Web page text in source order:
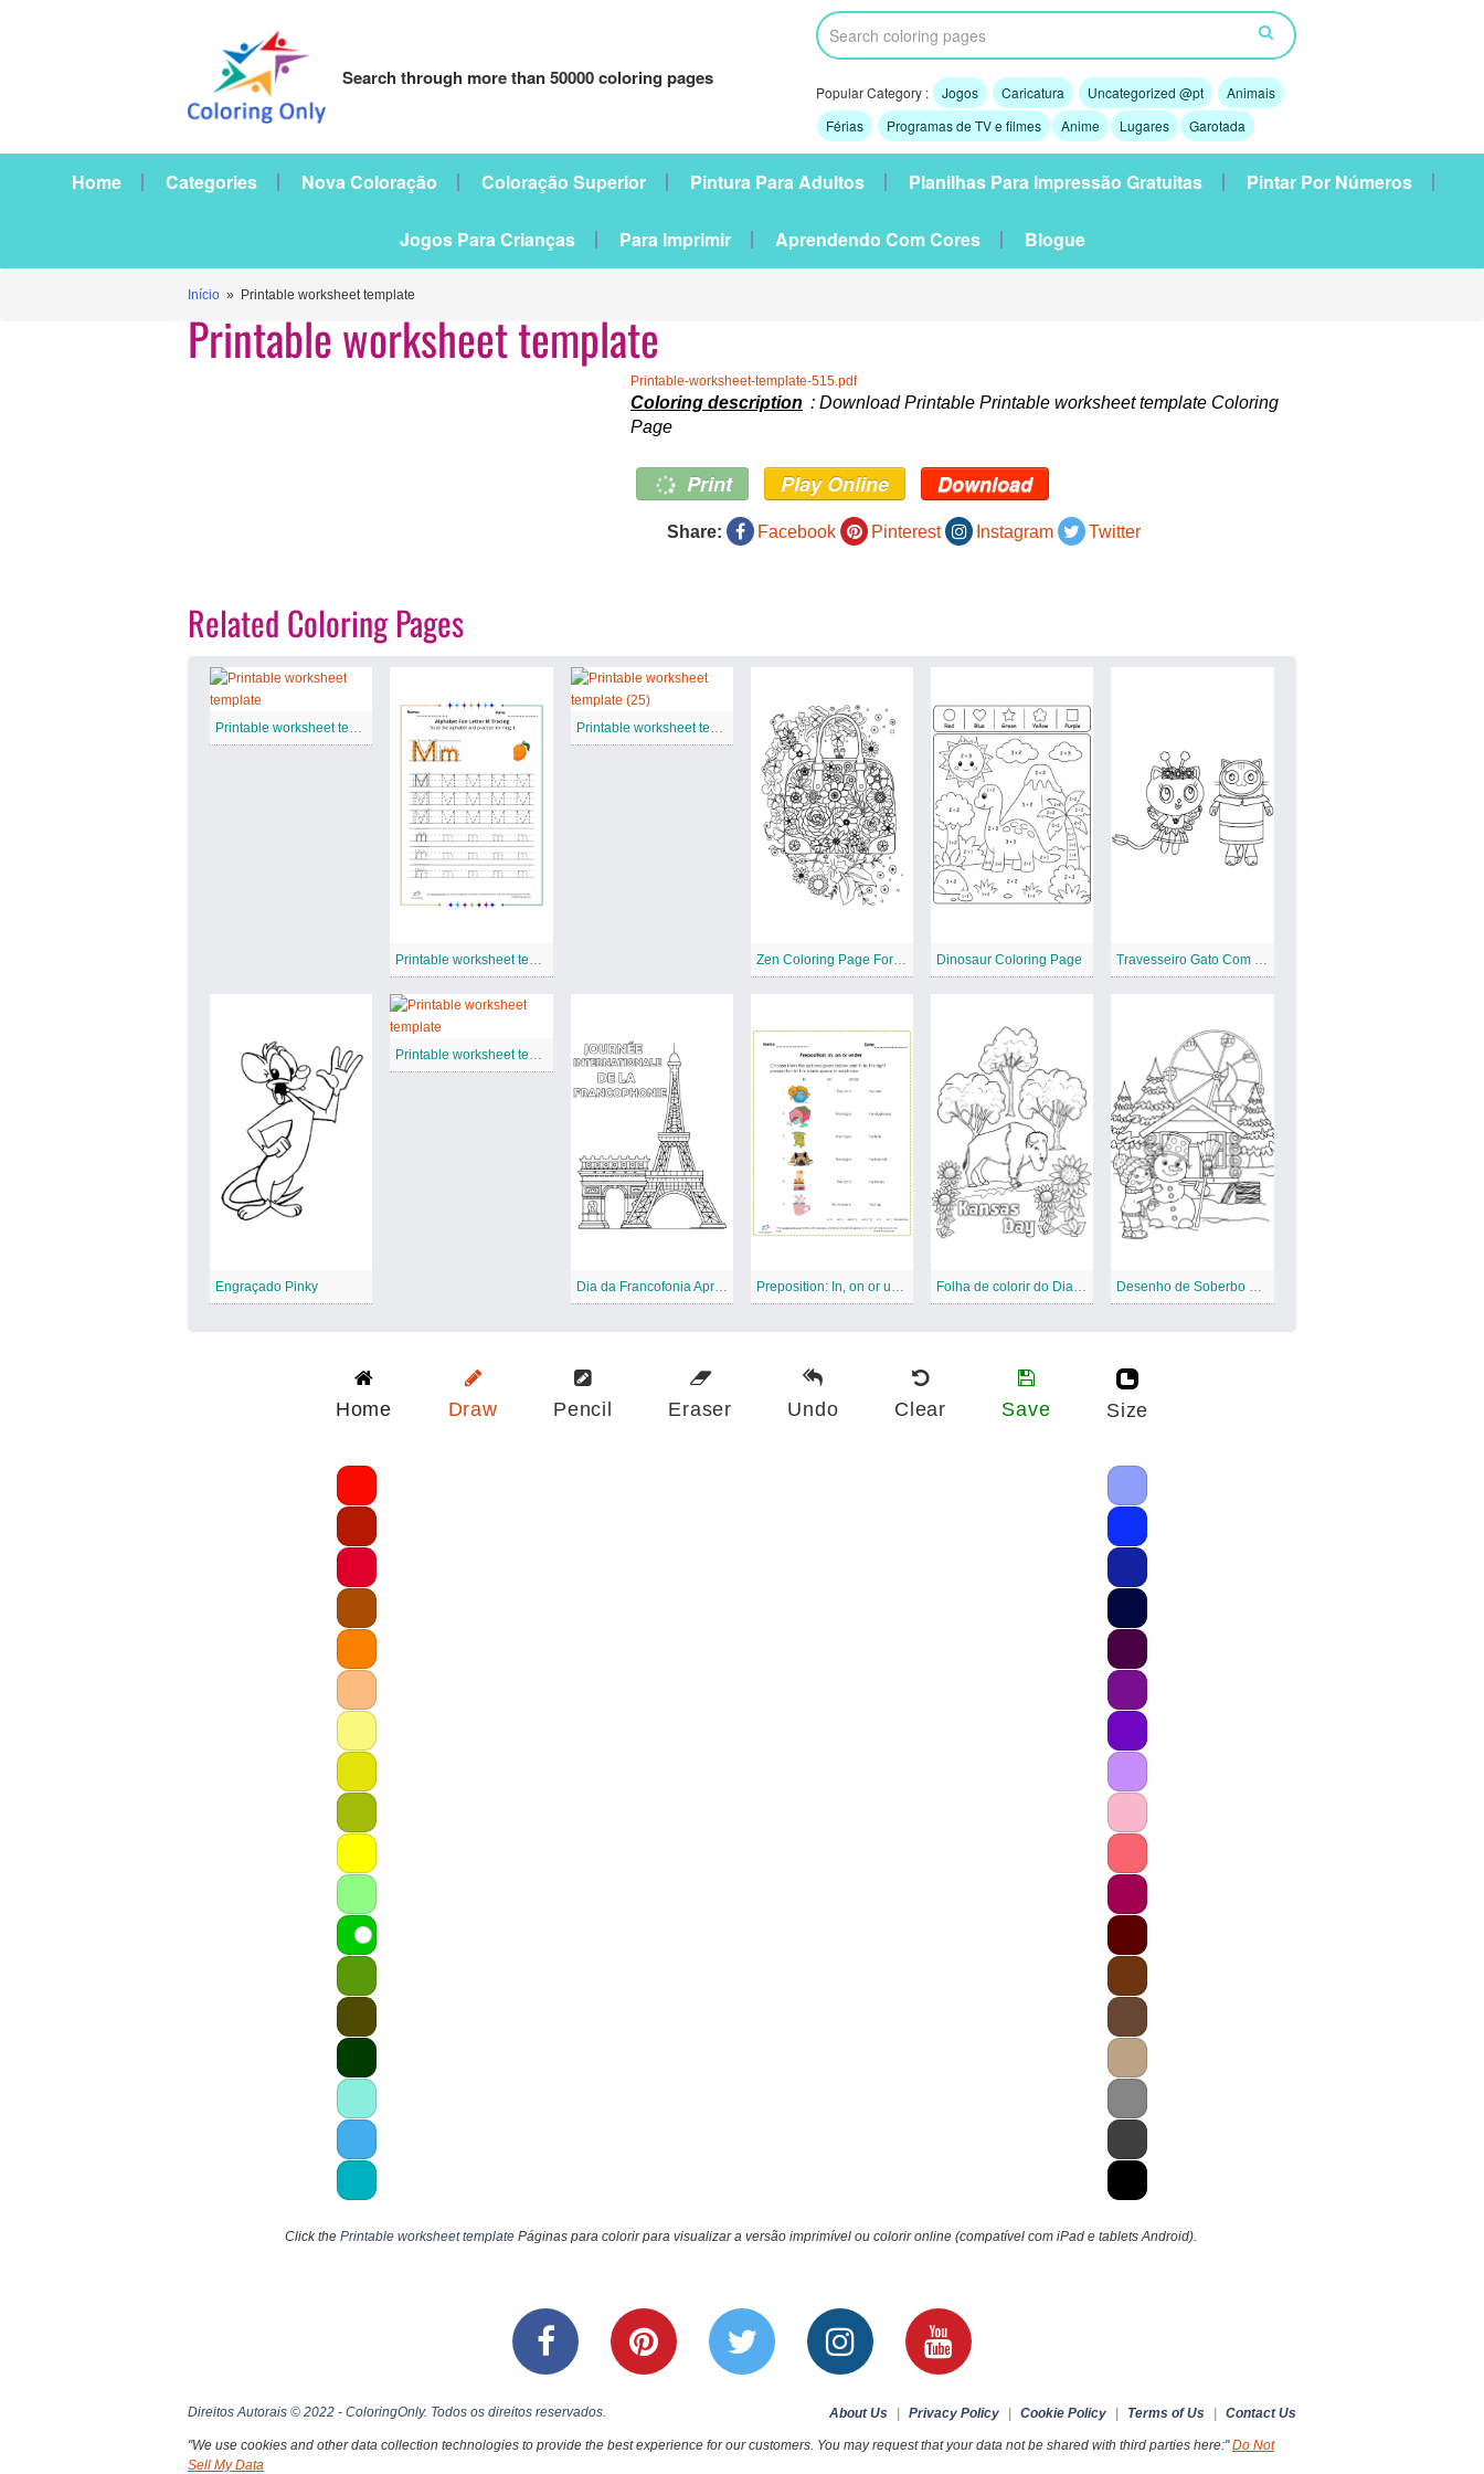
Search through more than 50000 coloring pages
Popular Category : Jogos Caricatura Uncategorized @pt
Animais
Férias
Programas de TV e filmes Anime Lugares Garotada
Home Categories Nova Coloração Coloração Superior Pintura Para Adultos Planilhas Para Impressão Gratuitas Pintar Por Números
Jogos Para Crianças Para Imprimir Aprendendo Com Cores Blogue
Início » Printable worksheet template
Printable worksheet template
Printable-worksheet-template-515.pdf
Coloring description : Download Printable Printable worksheet template Coloring
Page
Print Play Online Download
Share: Facebook Pinterest Instagram Twitter
Related Coloring Pages
Printable worksheet template
Printable worksheet template
Printable worksheet template (25)
Zen Coloring Page For Adults Dinosaur Coloring Page Travesseiro Gato Com Gatinho Fada
Engraçado Pinky
Printable worksheet template
Dia da Francofonia Aprendizagem de Línguas Preposition: In, on or under free Printable Worksheet Folha de colorir do Dia do Kansas para crianças Desenho de Soberbo País das Maravilhas do Inverno para colorir
Home Draw Pencil Eraser Undo Clear Save Size
Click the Printable worksheet templatePáginas para colorir para visualizar a versão imprimível ou colorir online (compatível com iPad e tablets Android).
Direitos Autorais © 2022 - ColoringOnly. Todos os direitos reservados. About Us Privacy Policy Cookie Policy Terms of Us Contact Us
"We use cookies and other data collection technologies to provide the best experience for our customers. You may request that your data not be shared with third parties here:"Do Not
Sell My Data